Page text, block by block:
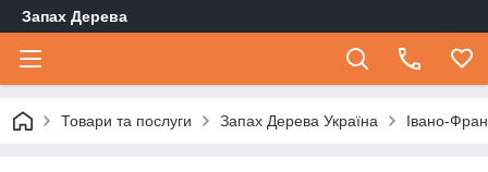
Запах Дерева
Товари та послуги Запах Дерева Україна Івано-